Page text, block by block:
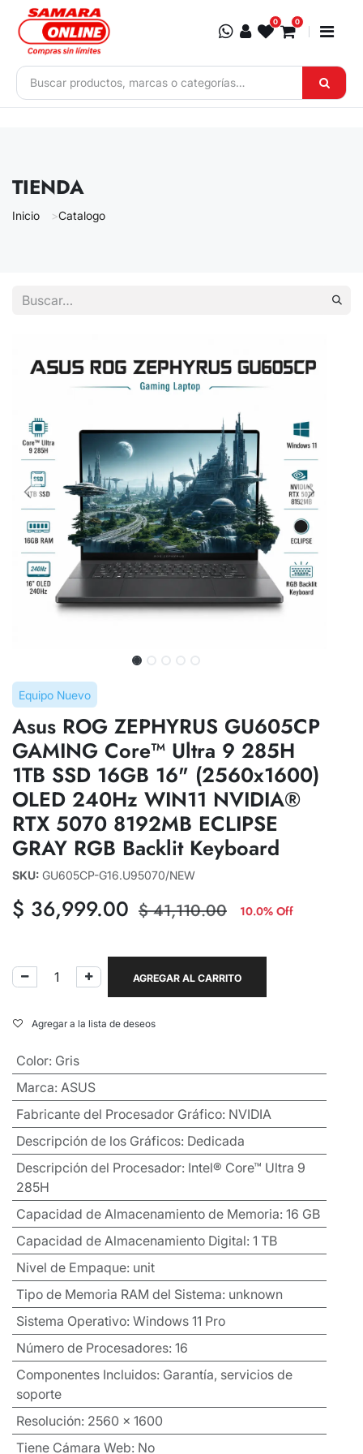
Ir al contenido
0 0
TIENDA
Inicio Catalogo
Equipo Nuevo
Asus ROG ZEPHYRUS GU605CP
GAMING Core™ Ultra 9 285H
1TB SSD 16GB 16" (2560x1600)
OLED 240Hz WIN11 NVIDIA®
RTX 5070 8192MB ECLIPSE
GRAY RGB Backlit Keyboard
SKU: GU605CP-G16.U95070/NEW
$ 36,999.00 $41,110.00 10.0% Off
AGREGAR AL CARRITO
Agregar a la lista de deseos
Color: Gris
Marca: ASUS
Fabricante del Procesador Gráfico: NVIDIA
Descripción de los Gráficos: Dedicada
Descripción del Procesador: Intel® Core™ Ultra 9
285H
Capacidad de Almacenamiento de Memoria: 16 GB
Capacidad de Almacenamiento Digital: 1 TB
Nivel de Empaque: unit
Tipo de Memoria RAM del Sistema: unknown
Sistema Operativo: Windows 11 Pro
Número de Procesadores: 16
Componentes Incluidos: Garantía, servicios de
soporte
Resolución: 2560 x 1600
Tiene Cámara Web: No